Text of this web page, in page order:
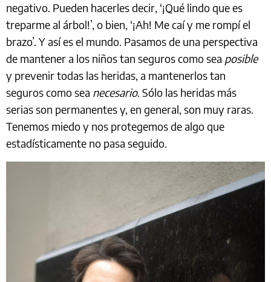
negativo. Pueden hacerles decir, ‘¡Qué lindo que es
treparme al árbol!’, o bien, ‘¡Ah! Me caí y me rompí el
brazo’. Y así es el mundo. Pasamos de una perspectiva
de mantener a los niños tan seguros como sea posible
y prevenir todas las heridas, a mantenerlos tan
seguros como sea necesario. Sólo las heridas más
serias son permanentes y, en general, son muy raras.
Tenemos miedo y nos protegemos de algo que
estadísticamente no pasa seguido.